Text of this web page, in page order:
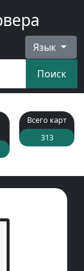
Язык
Поиск
Всего карт
313